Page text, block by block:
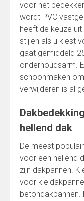
voor het
wordt PVC
heeft de keuze uit
stijlen als u kiest
gaat gemiddeld
onderhoudsarm.
schoonmaken
verwijderen is al
hellend dak
De meest
voor een hellend
zijn dakpannen.
voor
betondakpannen.